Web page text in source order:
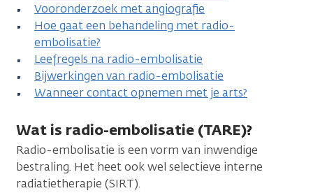
Vooronderzoek met angiografie
Hoe gaat een behandeling met radio-
embolisatie?
Leefregels na radio-embolisatie
Bijwerkingen van radio-embolisatie
Wanneer contact opnemen met je arts?
Wat is radio-embolisatie (TARE)?
Radio-embolisatie is een vorm van inwendige
bestraling. Het heet ook wel selectieve interne
radiatietherapie (SIRT).